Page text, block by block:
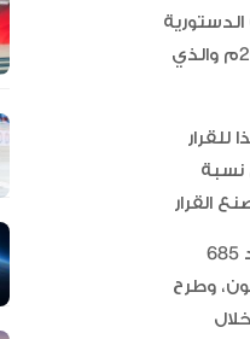
منها برنامج التمكين الذي أعلنه المغفور له الشيخ خليفة بن زايد آل نهيان ” طيب الله ثراه” في عام 2005م والذي
نسبة
وساهم المجلس خلال مسيرته الوطنية في مشروع البناء والنهضة والتطور والريادة لدولة الإمارات، بعقد 685
التشريعات بمناقشة 670 مشروع قانون، وطرح
ريادتها العالمية في اعتماد
ريادتها العالمية في جمال
بزيادة بطولاتها المصنفة